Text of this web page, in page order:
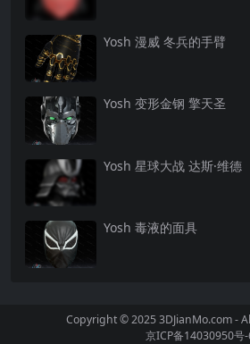
Yosh ‌漫威 冬兵的手臂
Yosh ‌变形金钢 擎天圣
Yosh ‌星球大战 达斯·维德
Yosh ‌毒液的面具
Copyright © 2025 3DJianMo.com -
京ICP备14030950号